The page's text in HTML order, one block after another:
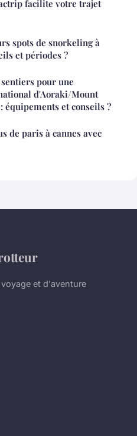
facilite votre trajet
spots de snorkeling à
et périodes ?
pour une
d'Aoraki/Mount
équipements et conseils ?
de paris à cannes avec
et d'aventure